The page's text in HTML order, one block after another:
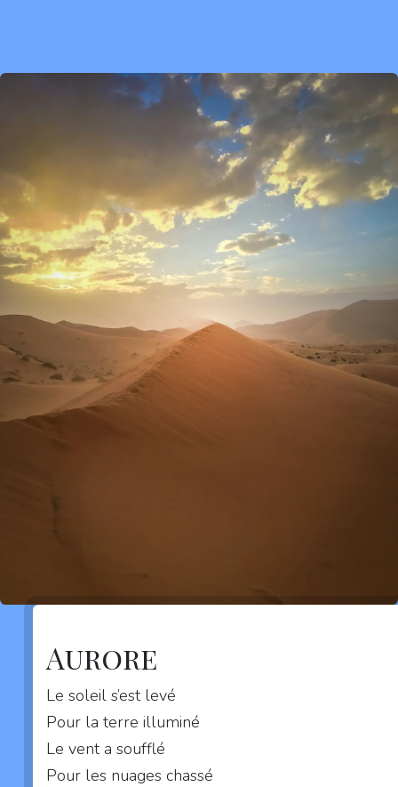
Aurore
Le soleil s’est levé
Pour la terre illuminé
Le vent a soufflé
Pour les nuages chassé